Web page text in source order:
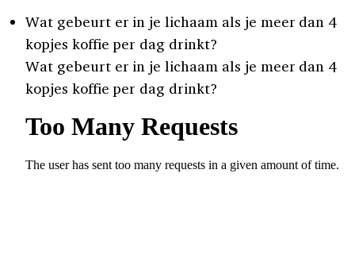
Wat gebeurt er in je lichaam als je meer dan 4
kopjes koffie per dag drinkt?
Wat gebeurt er in je lichaam als je meer dan 4
kopjes koffie per dag drinkt?